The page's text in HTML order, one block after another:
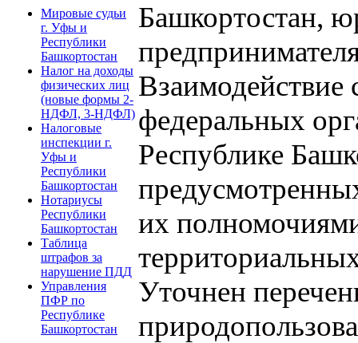
Мировые судьи
г. Уфы и
Республики
Башкортостан
Налог на доходы
физических лиц
(новые формы 2-
НДФЛ, 3-НДФЛ)
Налоговые
инспекции г.
Уфы и
Республики
Башкортостан
Нотариусы
Республики
Башкортостан
Таблица
штрафов за
нарушение ПДД
Управления
ПФР по
Республике
Башкортостан
Башкортостан,
Взаимодействие
федеральных
Республике
их
Уточнен